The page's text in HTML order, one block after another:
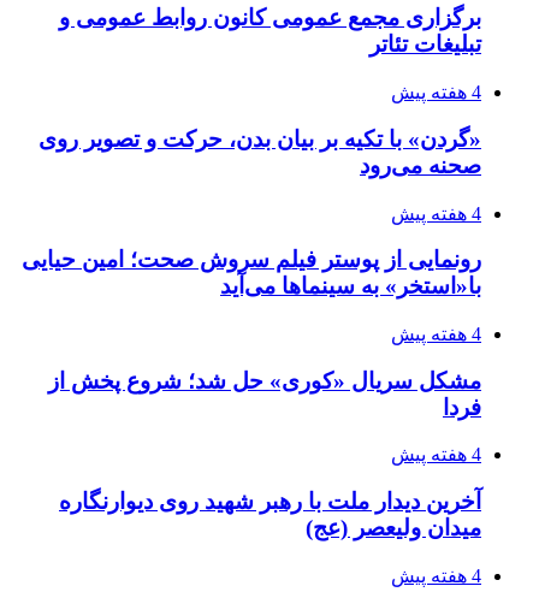
برگزاری مجمع عمومی کانون روابط عمومی و
تبلیغات تئاتر
4 هفته پیش
«گردن» با تکیه بر بیان بدن، حرکت و تصویر روی
صحنه می‌رود
4 هفته پیش
رونمایی از پوستر فیلم سروش صحت؛ امین حیایی
با«استخر» به سینماها می‌آید
4 هفته پیش
مشکل سریال «کوری» حل شد؛ شروع پخش از
فردا
4 هفته پیش
آخرین دیدار ملت با رهبر شهید روی دیوارنگاره
میدان ولیعصر (عج)
4 هفته پیش